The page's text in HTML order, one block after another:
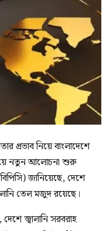
প্রভাব নিয়ে বাংলাদেশে
নতুন আলোচনা শুরু
জানিয়েছে, দেশে
তেল মজুদ রয়েছে।
জ্বালানি সরবরাহ